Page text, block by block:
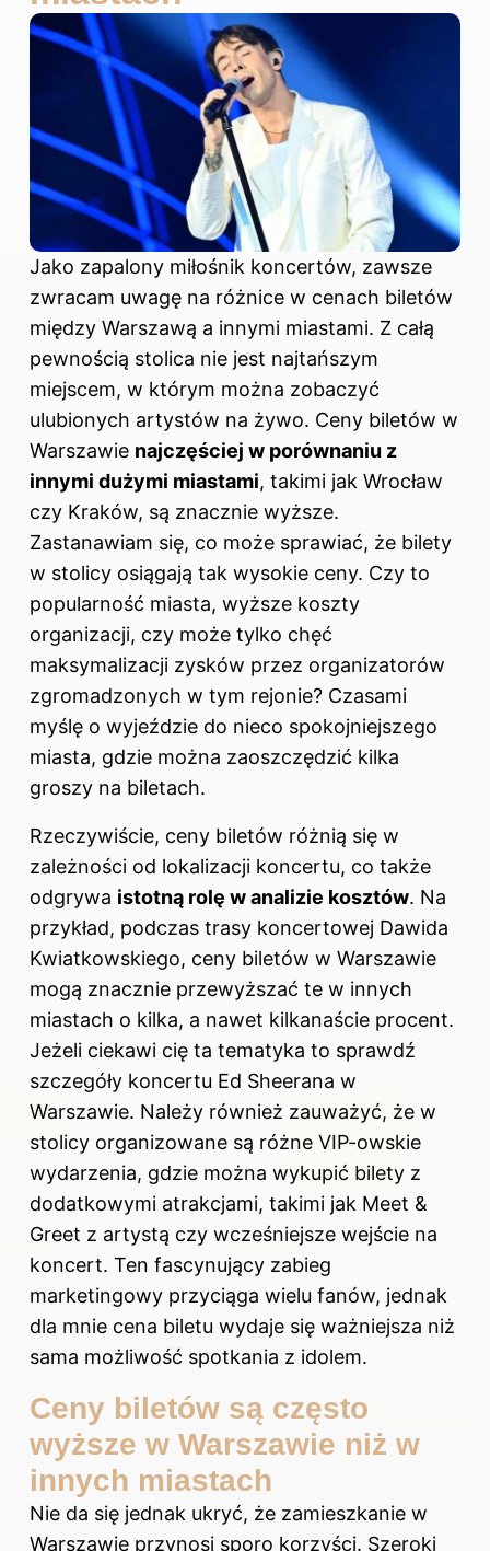
Jako zapalony miłośnik koncertów, zawsze
zwracam uwagę na różnice w cenach biletów
między Warszawą a innymi miastami. Z całą
pewnością stolica nie jest najtańszym
miejscem, w którym można zobaczyć
ulubionych artystów na żywo. Ceny biletów w
Warszawie najczęściej w porównaniu z
innymi dużymi miastami, takimi jak Wrocław
czy Kraków, są znacznie wyższe.
Zastanawiam się, co może sprawiać, że bilety
w stolicy osiągają tak wysokie ceny. Czy to
popularność miasta, wyższe koszty
organizacji, czy może tylko chęć
maksymalizacji zysków przez organizatorów
zgromadzonych w tym rejonie? Czasami
myślę o wyjeździe do nieco spokojniejszego
miasta, gdzie można zaoszczędzić kilka
groszy na biletach.
Rzeczywiście, ceny biletów różnią się w
zależności od lokalizacji koncertu, co także
odgrywa istotną rolę w analizie kosztów. Na
przykład, podczas trasy koncertowej Dawida
Kwiatkowskiego, ceny biletów w Warszawie
mogą znacznie przewyższać te w innych
miastach o kilka, a nawet kilkanaście procent.
Jeżeli ciekawi cię ta tematyka to sprawdź
szczegóły koncertu Ed Sheerana w
Warszawie. Należy również zauważyć, że w
stolicy organizowane są różne VIP-owskie
wydarzenia, gdzie można wykupić bilety z
dodatkowymi atrakcjami, takimi jak Meet &
Greet z artystą czy wcześniejsze wejście na
koncert. Ten fascynujący zabieg
marketingowy przyciąga wielu fanów, jednak
dla mnie cena biletu wydaje się ważniejsza niż
sama możliwość spotkania z idolem.
Ceny biletów są często
wyższe w Warszawie niż w
innych miastach
Nie da się jednak ukryć, że zamieszkanie w
Warszawie przynosi sporo korzyści. Szeroki